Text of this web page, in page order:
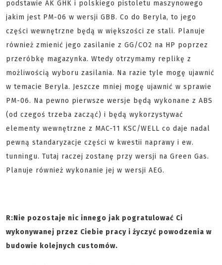
podstawie AK GHK i polskiego pistoletu maszynowego
jakim jest PM-06 w wersji GBB. Co do Beryla, to jego
części wewnętrzne będą w większości ze stali. Planuje
również zmienić jego zasilanie z GG/CO2 na HP poprzez
przeróbkę magazynka. Wtedy otrzymamy replikę z
możliwością wyboru zasilania. Na razie tyle mogę ujawnić
w temacie Beryla. Jeszcze mniej mogę ujawnić w sprawie
PM-06. Na pewno pierwsze wersje będą wykonane z ABS
(od czegoś trzeba zacząć) i będą wykorzystywać
elementy wewnętrzne z MAC-11 KSC/WELL co daje nadal
pewną standaryzacje części w kwestii naprawy i ew.
tunningu. Tutaj raczej zostanę przy wersji na Green Gas.
Planuje również wykonanie jej w wersji AEG.
R:Nie pozostaje nic innego jak pogratulować Ci
wykonywanej przez Ciebie pracy i życzyć powodzenia w
budowie kolejnych customów.